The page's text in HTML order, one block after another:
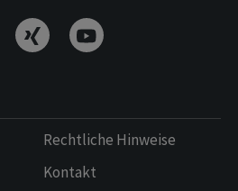
Rechtliche Hinweise
Kontakt